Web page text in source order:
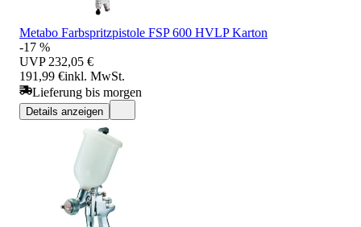
Metabo Farbspritzpistole FSP 600 HVLP Karton
-17 %
UVP 232,05 €
191,99 €inkl. MwSt.
Lieferung bis morgen
Details anzeigen